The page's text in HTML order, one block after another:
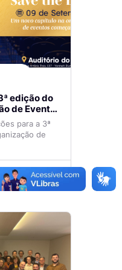
edição do
de Eventos
para a 3ª
de